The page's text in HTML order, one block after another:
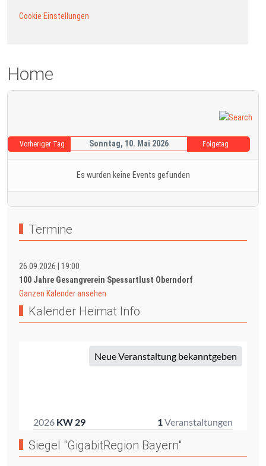
Cookie Einstellungen
Home
Vorheriger Tag Sonntag, 10. Mai 2026 Folgetag
Es wurden keine Events gefunden
Termine
26.09.2026
19:00
100 Jahre Gesangverein Spessartlust Oberndorf
Ganzen Kalender ansehen
Kalender Heimat Info
Siegel "GigabitRegion Bayern"